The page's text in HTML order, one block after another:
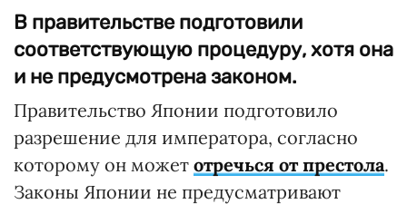
В правительстве подготовили
соответствующую процедуру, хотя она
и не предусмотрена законом.
Правительство Японии подготовило
разрешение для императора, согласно
которому он может отречься от престола.
Законы Японии не предусматривают